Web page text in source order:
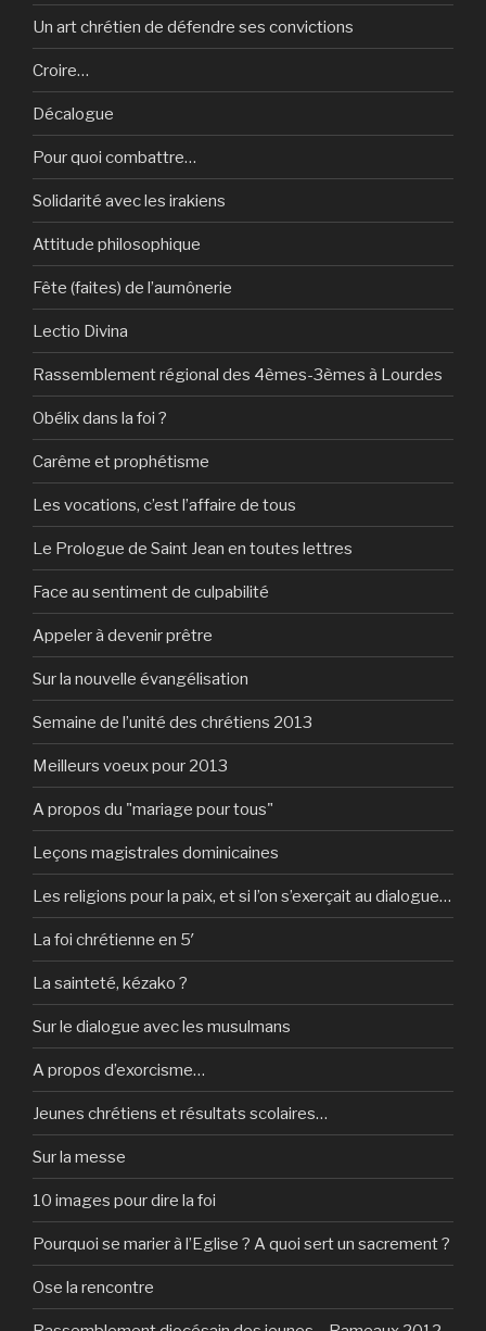
Un art chrétien de défendre ses convictions
Croire…
Décalogue
Pour quoi combattre…
Solidarité avec les irakiens
Attitude philosophique
Fête (faites) de l’aumônerie
Lectio Divina
Rassemblement régional des 4èmes-3èmes à Lourdes
Obélix dans la foi ?
Carême et prophétisme
Les vocations, c’est l’affaire de tous
Le Prologue de Saint Jean en toutes lettres
Face au sentiment de culpabilité
Appeler à devenir prêtre
Sur la nouvelle évangélisation
Semaine de l’unité des chrétiens 2013
Meilleurs voeux pour 2013
A propos du "mariage pour tous"
Leçons magistrales dominicaines
Les religions pour la paix, et si l’on s’exerçait au dialogue…
La foi chrétienne en 5′
La sainteté, kézako ?
Sur le dialogue avec les musulmans
A propos d’exorcisme…
Jeunes chrétiens et résultats scolaires…
Sur la messe
10 images pour dire la foi
Pourquoi se marier à l’Eglise ? A quoi sert un sacrement ?
Ose la rencontre